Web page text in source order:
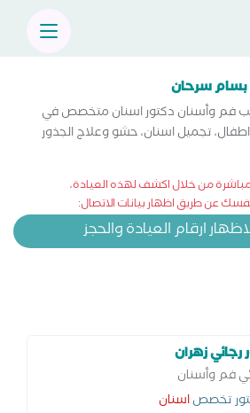
بسام سرحان
فم وأسنان دكتور اسنان متخصص في
تجميل اسنان، حشو وعلاج الجذور
اسنان مسنين، اشعة الاسنان، زراعة اسنان
بالغين
مباشرة من خلال اكشف لهذه العيادة،
عن طريق اظهار بيانات الاتصال:
ارقام العيادة والحجز
رجائي زهران
فم وأسنان
تخصصاسنان